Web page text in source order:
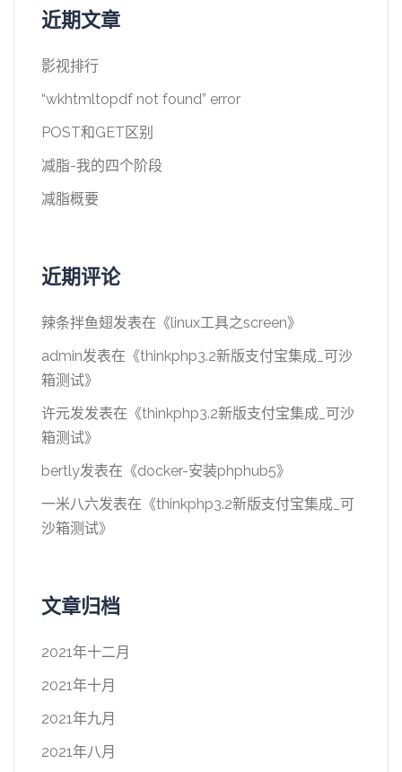
近期文章
影视排行
“wkhtmltopdf not found” error
POST和GET区别
减脂-我的四个阶段
减脂概要
近期评论
辣条拌鱼翅发表在《linux工具之screen》
admin发表在《thinkphp3.2新版支付宝集成_可沙
箱测试》
许元发发表在《thinkphp3.2新版支付宝集成_可沙
箱测试》
bertly发表在《docker-安装phphub5》
一米八六发表在《thinkphp3.2新版支付宝集成_可
沙箱测试》
文章归档
2021年十二月
2021年十月
2021年九月
2021年八月